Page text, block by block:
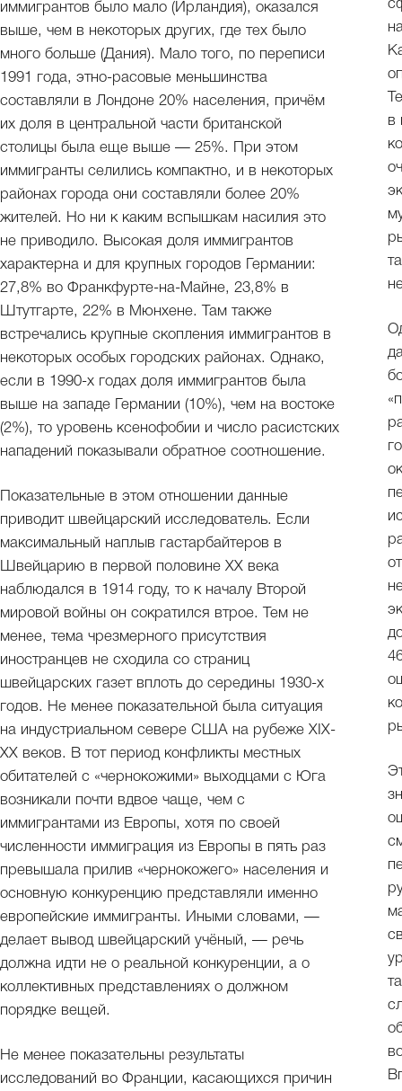
иммигрантов было мало (Ирландия), оказался
выше, чем в некоторых других, где тех было
много больше (Дания). Мало того, по переписи
1991 года, этно-расовые меньшинства
составляли в Лондоне 20% населения, причём
их доля в центральной части британской
столицы была еще выше — 25%. При этом
иммигранты селились компактно, и в некоторых
районах города они составляли более 20%
жителей. Но ни к каким вспышкам насилия это
не приводило. Высокая доля иммигрантов
характерна и для крупных городов Германии:
27,8% во Франкфурте-на-Майне, 23,8% в
Штутгарте, 22% в Мюнхене. Там также
встречались крупные скопления иммигрантов в
некоторых особых городских районах. Однако,
если в 1990-х годах доля иммигрантов была
выше на западе Германии (10%), чем на востоке
(2%), то уровень ксенофобии и число расистских
нападений показывали обратное соотношение.
Показательные в этом отношении данные
приводит швейцарский исследователь. Если
максимальный наплыв гастарбайтеров в
Швейцарию в первой половине XX века
наблюдался в 1914 году, то к началу Второй
мировой войны он сократился втрое. Тем не
менее, тема чрезмерного присутствия
иностранцев не сходила со страниц
швейцарских газет вплоть до середины 1930-х
годов. Не менее показательной была ситуация
на индустриальном севере США на рубеже XIX-
XX веков. В тот период конфликты местных
обитателей с «чернокожими» выходцами с Юга
возникали почти вдвое чаще, чем с
иммигрантами из Европы, хотя по своей
численности иммиграция из Европы в пять раз
превышала прилив «чернокожего» населения и
основную конкуренцию представляли именно
европейские иммигранты. Иными словами, —
делает вывод швейцарский учёный, — речь
должна идти не о реальной конкуренции, а о
коллективных представлениях о должном
порядке вещей.
Не менее показательны результаты
исследований во Франции, касающихся причин
в